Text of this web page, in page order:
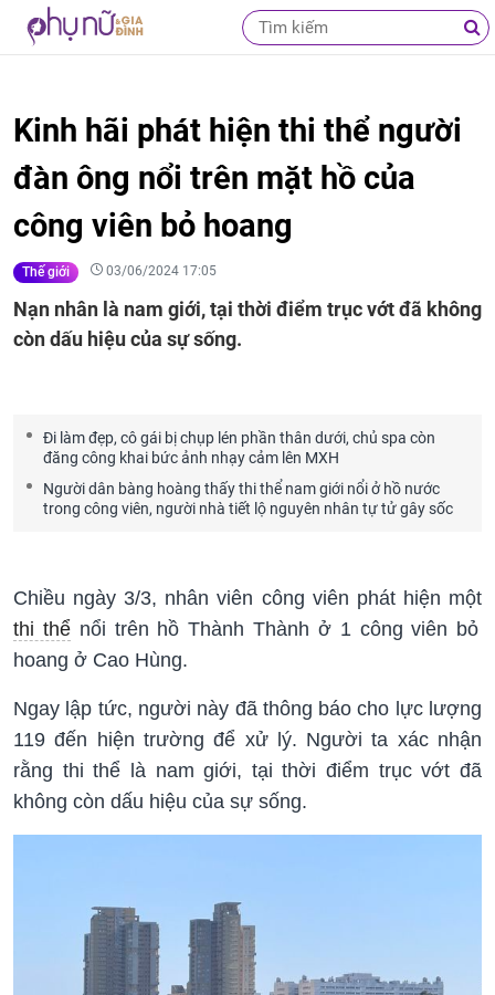
Kinh hãi phát hiện thi thể người
đàn ông nổi trên mặt hồ của
công viên bỏ hoang
Thế giới 03/06/2024 17:05
Nạn nhân là nam giới, tại thời điểm trục vớt đã không
còn dấu hiệu của sự sống.
Đi làm đẹp, cô gái bị chụp lén phần thân dưới, chủ spa còn
đăng công khai bức ảnh nhạy cảm lên MXH
Người dân bàng hoàng thấy thi thể nam giới nổi ở hồ nước
trong công viên, người nhà tiết lộ nguyên nhân tự tử gây sốc
Chiều ngày 3/3, nhân viên công viên phát hiện một
thi thểnổi trên hồ Thành Thành ở 1 công viên bỏ
hoang ở Cao Hùng.
Ngay lập tức, người này đã thông báo cho lực lượng
119 đến hiện trường để xử lý. Người ta xác nhận
rằng thi thể là nam giới, tại thời điểm trục vớt đã
không còn dấu hiệu của sự sống.